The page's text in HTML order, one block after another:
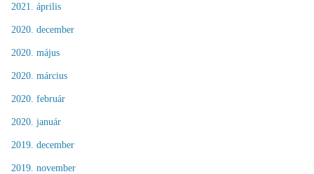
2021. április
2020. december
2020. május
2020. március
2020. február
2020. január
2019. december
2019. november